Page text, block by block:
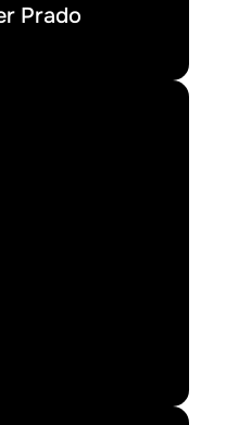
Prado